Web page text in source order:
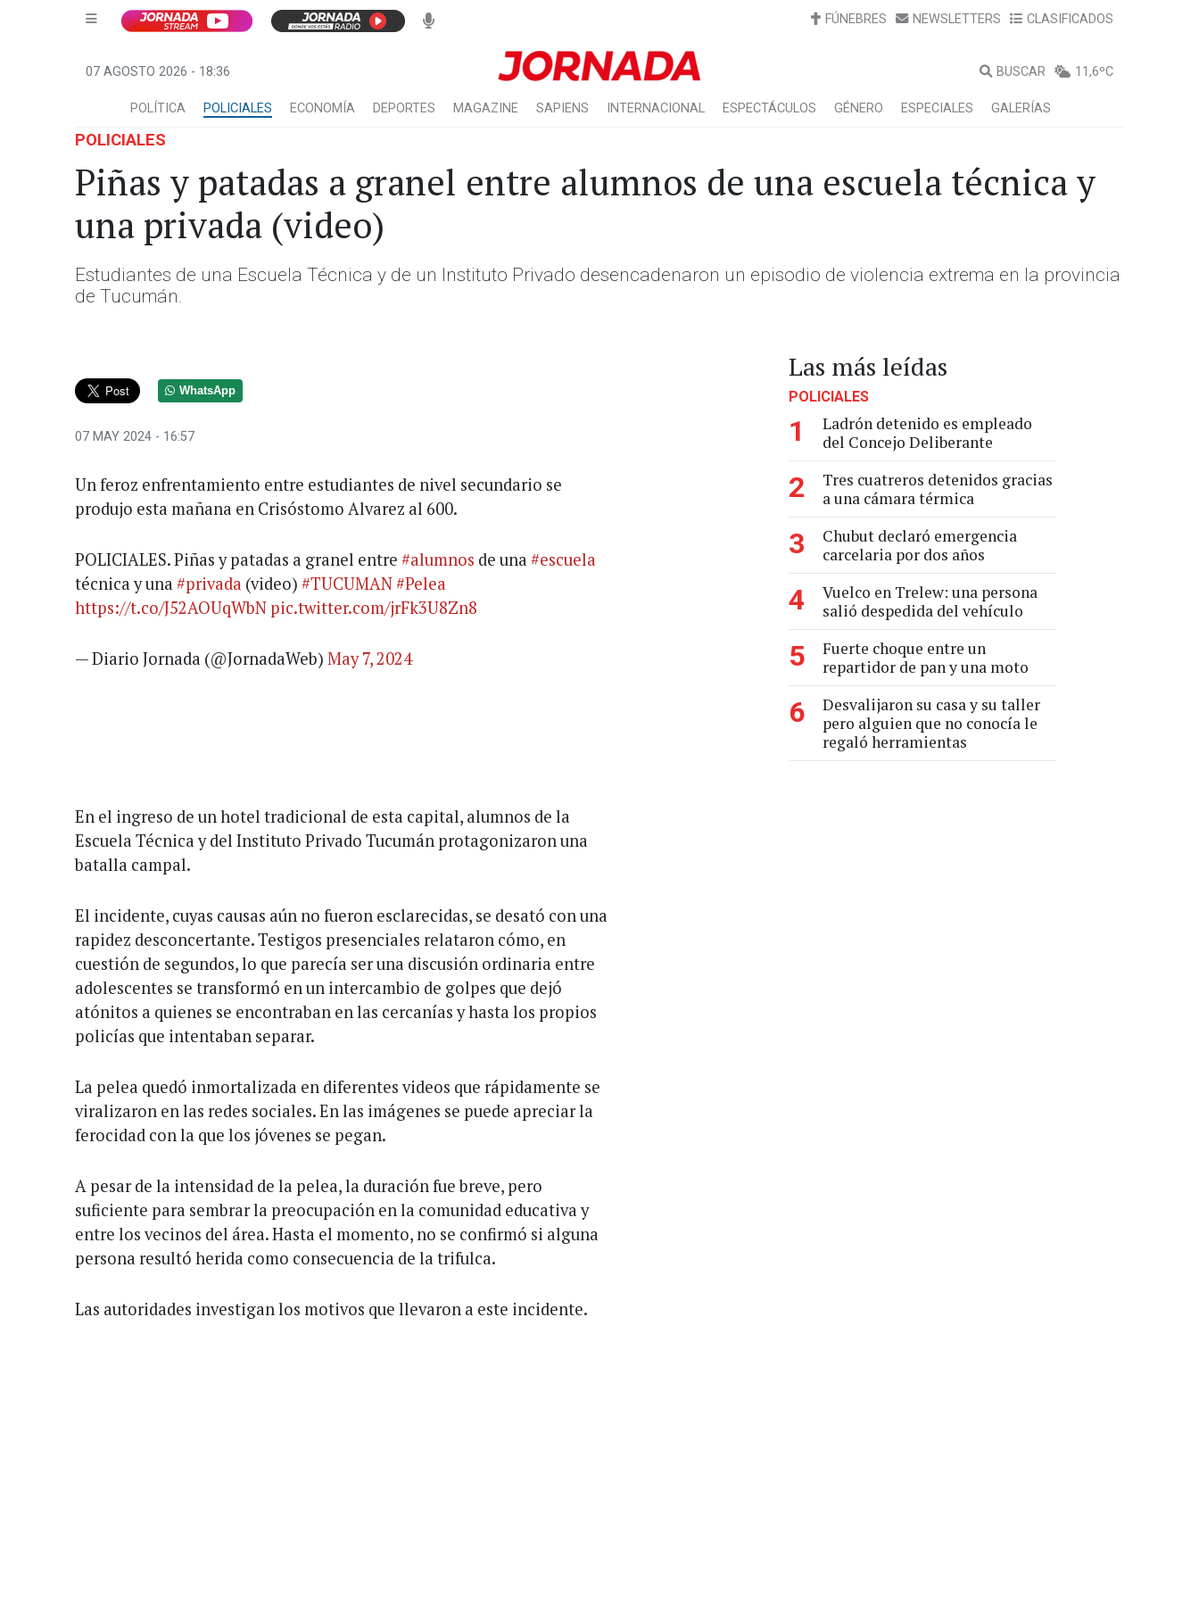
FÚNEBRES NEWSLETTERS CLASIFICADOS
07 AGOSTO 2026 - 18:36 BUSCAR 11,6ºC
POLÍTICA POLICIALES ECONOMÍA DEPORTES MAGAZINE SAPIENS INTERNACIONAL ESPECTÁCULOS GÉNERO ESPECIALES GALERÍAS
POLICIALES
Piñas y patadas a granel entre alumnos de una escuela técnica y
una privada (video)
Estudiantes de una Escuela Técnica y de un Instituto Privado desencadenaron un episodio de violencia extrema en la provincia
de Tucumán.
WhatsApp
07 MAY 2024 - 16:57
Un feroz enfrentamiento entre estudiantes de nivel secundario se
produjo esta mañana en Crisóstomo Alvarez al 600.
POLICIALES. Piñas y patadas a granel entre #alumnos de una #escuela
técnica y una #privada (video) #TUCUMAN#Pelea
https://t.co/J52AOUqWbN pic.twitter.com/jrFk3U8Zn8
— Diario Jornada (@JornadaWeb) May 7, 2024
En el ingreso de un hotel tradicional de esta capital, alumnos de la
Escuela Técnica y del Instituto Privado Tucumán protagonizaron una
batalla campal.
El incidente, cuyas causas aún no fueron esclarecidas, se desató con una
rapidez desconcertante. Testigos presenciales relataron cómo, en
cuestión de segundos, lo que parecía ser una discusión ordinaria entre
adolescentes se transformó en un intercambio de golpes que dejó
atónitos a quienes se encontraban en las cercanías y hasta los propios
policías que intentaban separar.
La pelea quedó inmortalizada en diferentes videos que rápidamente se
viralizaron en las redes sociales. En las imágenes se puede apreciar la
ferocidad con la que los jóvenes se pegan.
A pesar de la intensidad de la pelea, la duración fue breve, pero
suficiente para sembrar la preocupación en la comunidad educativa y
entre los vecinos del área. Hasta el momento, no se confirmó si alguna
persona resultó herida como consecuencia de la trifulca.
Las autoridades investigan los motivos que llevaron a este incidente.
Las más leídas
POLICIALES
1
Ladrón detenido es empleado
del Concejo Deliberante
2
Tres cuatreros detenidos gracias
a una cámara térmica
3
Chubut declaró emergencia
carcelaria por dos años
4
Vuelco en Trelew: una persona
salió despedida del vehículo
5
Fuerte choque entre un
repartidor de pan y una moto
6
Desvalijaron su casa y su taller
pero alguien que no conocía le
regaló herramientas